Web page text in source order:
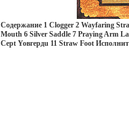
Содержание 1 Clogger 2 Wayfaring
Mouth 6 Silver Saddle 7 Praying Arm
Cept Yoвгердu 11 Straw Foot